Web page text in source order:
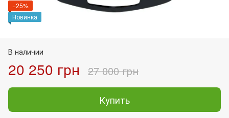
−25%
Новинка
В наличии
20 250 грн 27 000 грн
Купить